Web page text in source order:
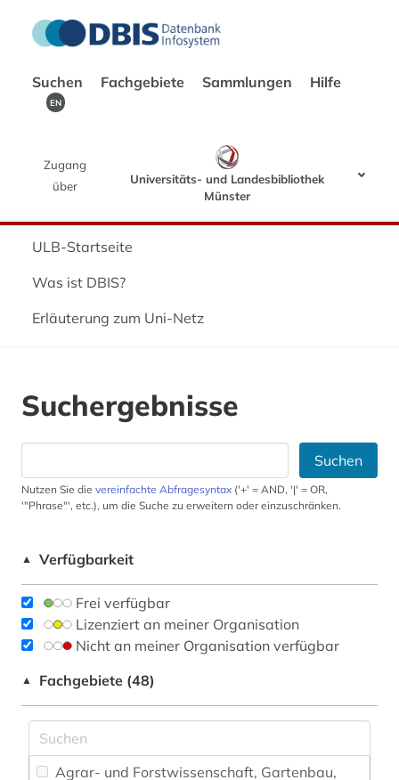
Suchen Fachgebiete Sammlungen Hilfe
EN
Zugang
über
Universitäts- und Landesbibliothek
Münster
ULB-Startseite
Was ist DBIS?
Erläuterung zum Uni-Netz
Suchergebnisse
Suchen
Nutzen Sie die vereinfachte Abfragesyntax ('+' = AND, '|' = OR,
'"Phrase"', etc.), um die Suche zu erweitern oder einzuschränken.
▲ Verfügbarkeit
Frei verfügbar
Lizenziert an meiner Organisation
Nicht an meiner Organisation verfügbar
▲ Fachgebiete (48)